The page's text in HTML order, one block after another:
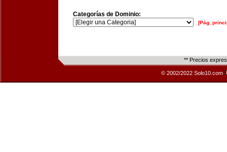
Categorías de Dominio:
[Pág.
** Precios
© 2002/2022 Solo10.com